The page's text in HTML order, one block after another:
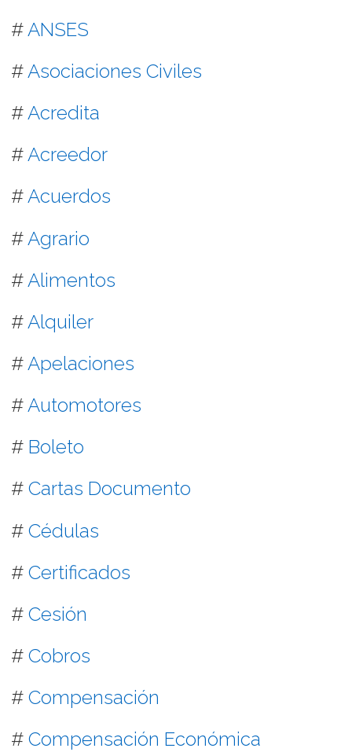
# ANSES
#Asociaciones Civiles
#Acredita
#Acreedor
#Acuerdos
# Agrario
# Alimentos
#Alquiler
#Apelaciones
#Automotores
# Boleto
# Cartas Documento
# Cédulas
# Certificados
# Cesión
# Cobros
# Compensación
# Compensación Económica